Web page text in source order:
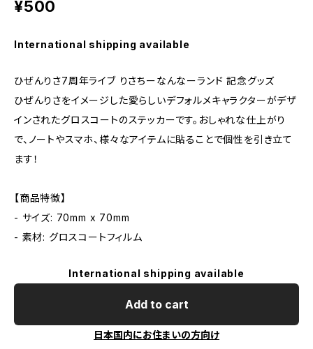
¥500
International shipping available
ひぜんりさ7周年ライブ りさちーなんなーランド 記念グッズ
ひぜんりさをイメージした愛らしいデフォルメキャラクターがデザ
インされたグロスコートのステッカーです。おしゃれな仕上がり
で、ノートやスマホ、様々なアイテムに貼ることで個性を引き立て
ます！
【商品特徴】
- サイズ: 70mm x 70mm
- 素材: グロスコートフィルム
International shipping available
Add to cart
日本国内にお住まいの方向け